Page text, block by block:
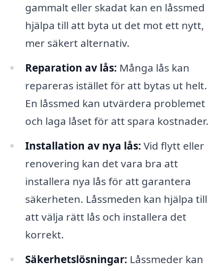
gammalt eller skadat kan en låssmed
hjälpa till att byta ut det mot ett nytt,
mer säkert alternativ.
Reparation av lås: Många lås kan
repareras istället för att bytas ut helt.
En låssmed kan utvärdera problemet
och laga låset för att spara kostnader.
Installation av nya lås: Vid flytt eller
renovering kan det vara bra att
installera nya lås för att garantera
säkerheten. Låssmeden kan hjälpa till
att välja rätt lås och installera det
korrekt.
Säkerhetslösningar: Låssmeder kan